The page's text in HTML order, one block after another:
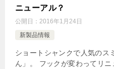
ニューアル？
公開日： 2016年1月24日
新製品情報
ショートシャンクで人気のス
ん」。 フックが変わってリ